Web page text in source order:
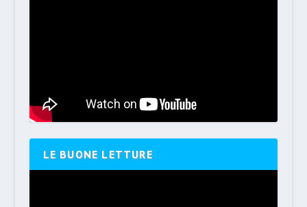
LE BUONE LETTURE